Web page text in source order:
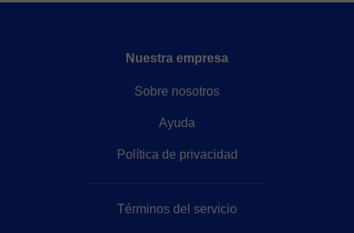
Nuestra empresa
Sobre nosotros
Ayuda
Política de privacidad
Términos del servicio